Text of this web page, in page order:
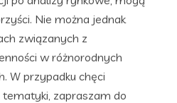
Nie można jednak
związanych z
w różnorodnych
W przypadku chęci
tematyki, zapraszam do